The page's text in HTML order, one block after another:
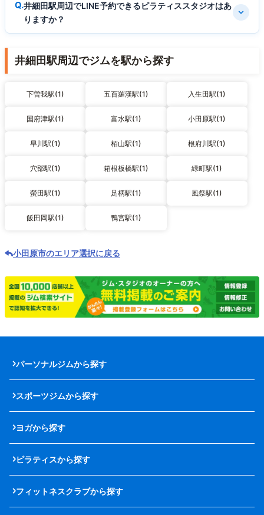
井細田駅周辺でLINE予約できるピラティススタジオはあ
りますか？
井細田駅周辺でジムを駅から探す
下曽我駅(1) 五百羅漢駅(1) 入生田駅(1)
国府津駅(1) 富水駅(1) 小田原駅(1)
早川駅(1) 栢山駅(1) 根府川駅(1)
穴部駅(1) 箱根板橋駅(1) 緑町駅(1)
螢田駅(1) 足柄駅(1) 風祭駅(1)
飯田岡駅(1) 鴨宮駅(1)
小田原市のエリア選択に戻る
パーソナルジムから探す
スポーツジムから探す
ヨガから探す
ピラティスから探す
フィットネスクラブから探す